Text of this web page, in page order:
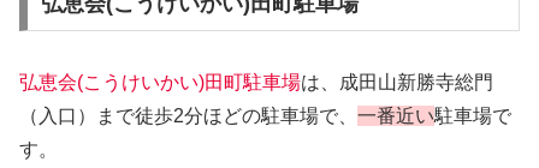
弘恵会(こうけいかい)田町駐車場は、成田山新勝寺総門
（入口）まで徒歩2分ほどの駐車場で、 一番近い駐車場で
す。